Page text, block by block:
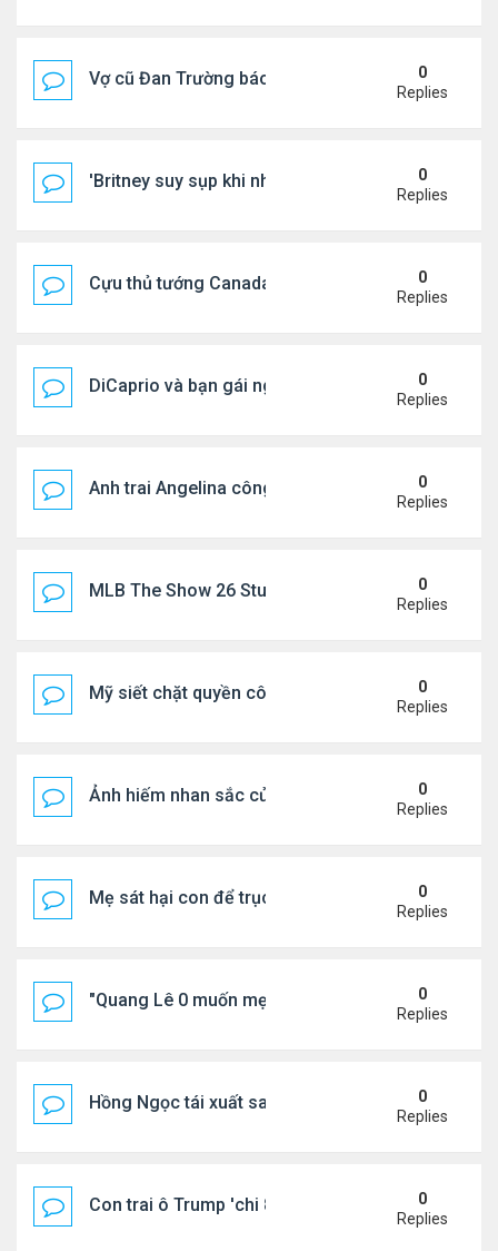
Vợ cũ Đan Trường báo tin vui
0
Replies
'Britney suy sụp khi nhận tin nhắn chia tay của
0
Replies
Cựu thủ tướng Canada & gf tình tứ trên biển Hy
0
Replies
DiCaprio và bạn gái nghỉ dưỡng ở Địa Trung Hải
0
Replies
Anh trai Angelina công khai đồng tính ở tuổi 53
0
Replies
MLB The Show 26 Stubs Tips for Efficient
0
Replies
Mỹ siết chặt quyền công dân theo nơi sinh, mở
0
Replies
Ảnh hiếm nhan sắc của Thẩm Thuý Hằng0
Replies
Mẹ sát hại con để trục lợi bảo hiểm
0
Replies
"Quang Lê 0 muốn mẹ thua kém người khác"
0
Replies
Hồng Ngọc tái xuất sau nhiều năm ở ẩn
0
Replies
Con trai ô Trump 'chi 8.5 triệu để xóa ràng buộc
0
Replies